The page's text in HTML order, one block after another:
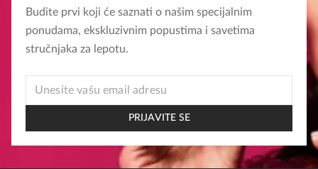
Budite prvi koji će saznati o našim specijalnim
ponudama, ekskluzivnim popustima i savetima
stručnjaka za lepotu.
EMAIL
PRIJAVITE SE